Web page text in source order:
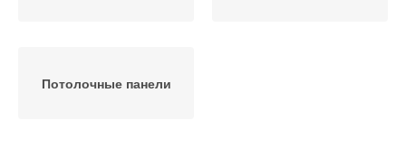
Потолочные панели